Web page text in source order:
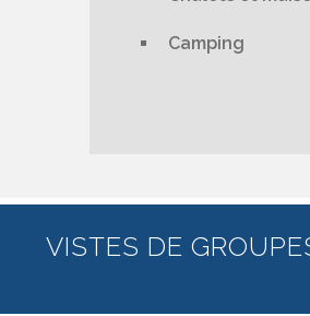
Camping
VISTES DE